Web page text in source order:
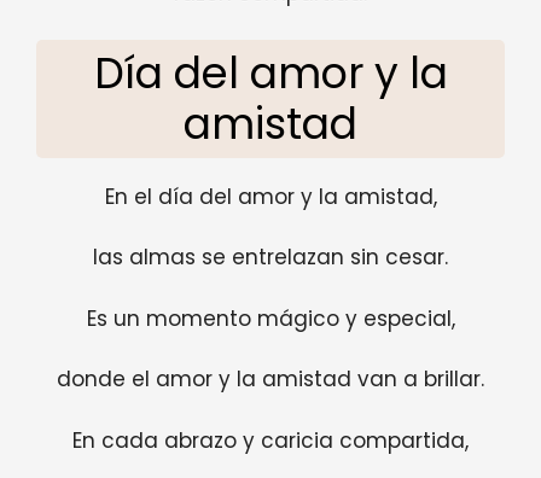
Día del amor y la
amistad
En el día del amor y la amistad,
las almas se entrelazan sin cesar.
Es un momento mágico y especial,
donde el amor y la amistad van a brillar.
En cada abrazo y caricia compartida,